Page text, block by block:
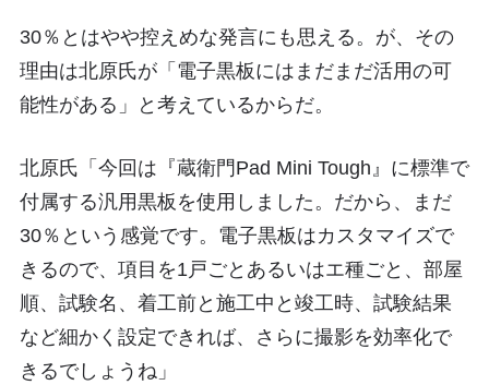
30％とはやや控えめな発言にも思える。が、その
理由は北原氏が「電子黒板にはまだまだ活用の可
能性がある」と考えているからだ。
北原氏「今回は『蔵衛門Pad Mini Tough』に標準で
付属する汎用黒板を使用しました。だから、まだ
30％という感覚です。電子黒板はカスタマイズで
きるので、項目を1戸ごとあるいはエ種ごと、部屋
順、試験名、着工前と施工中と竣工時、試験結果
など細かく設定できれば、さらに撮影を効率化で
きるでしょうね」